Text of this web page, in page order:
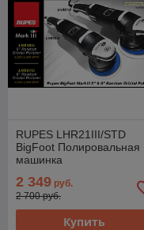
RUPES LHR21III/STD
BigFoot Полировальная
машинка
2 349 руб.
2 700 руб.
Купить